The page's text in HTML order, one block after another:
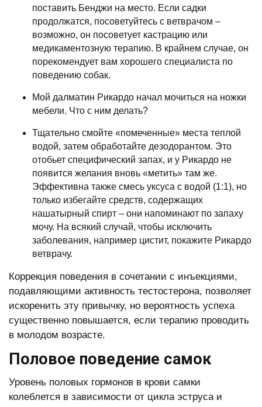
поставить Бенджи на место. Если садки
продолжатся, посоветуйтесь с ветврачом –
возможно, он посоветует кастрацию или
медикаментозную терапию. В крайнем случае, он
порекомендует вам хорошего специалиста по
поведению собак.
Мой далматин Рикардо начал мочиться на ножки
мебели. Что с ним делать?
Тщательно смойте «помеченные» места теплой
водой, затем обработайте дезодорантом. Это
отобьет специфический запах, и у Рикардо не
появится желания вновь «метить» там же.
Эффективна также смесь уксуса с водой (1:1), но
только избегайте средств, содержащих
нашатырный спирт – они напоминают по запаху
мочу. На всякий случай, чтобы исключить
заболевания, например цистит, покажите Рикардо
ветврачу.
Коррекция поведения в сочетании с инъекциями,
подавляющими активность тестостерона, позволяет
искоренить эту привычку, но вероятность успеха
существенно повышается, если терапию проводить
в молодом возрасте.
Половое поведение самок
Уровень половых гормонов в крови самки
колеблется в зависимости от цикла эструса и